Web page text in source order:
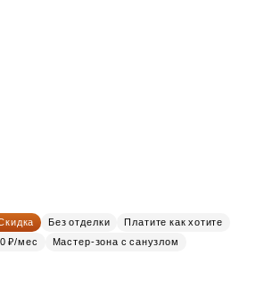
Без отделки
Платите как хотите
₽/мес
Мастер-зона с санузлом